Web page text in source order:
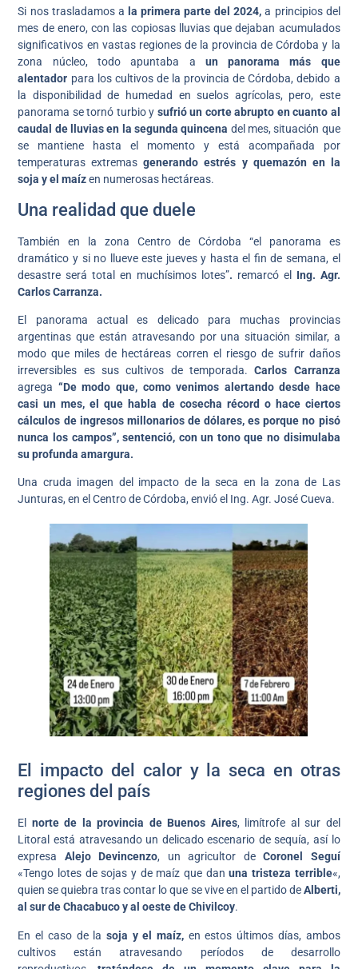
Si nos trasladamos a la primera parte del 2024,a principios del
mes de enero, con las copiosas lluvias que dejaban acumulados
significativos en vastas regiones de la provincia de Córdoba y la
zona núcleo, todo apuntaba a un panorama más que
alentador para los cultivos de la provincia de Córdoba, debido a
la disponibilidad de humedad en suelos agrícolas, pero, este
panorama se tornó turbio y sufrió un corte abrupto en cuanto al
caudal de lluvias en la segunda quincena del mes, situación que
se mantiene hasta el momento y está acompañada por
temperaturas extremasgenerando estrés y quemazón en la
soja y el maízen numerosas hectáreas.
Una realidad que duele
También en la zona Centro de Córdoba “el panorama es
dramático y si no llueve este jueves y hasta el fin de semana, el
desastre será total en muchísimos lotes”. remarcó el Ing. Agr.
Carlos Carranza.
El panorama actual es delicado para muchas provincias
argentinas que están atravesando por una situación similar, a
modo que miles de hectáreas corren el riesgo de sufrir daños
irreversibles es sus cultivos de temporada.Carlos Carranza
agrega “De modo que, como venimos alertando desde hace
casi un mes, el que habla de cosecha récord o hace ciertos
cálculos de ingresos millonarios de dólares, es porque no pisó
nunca los campos”, sentenció, con un tono que no disimulaba
su profunda amargura.
Una cruda imagen del impacto de la seca en la zona de Las
Junturas, en el Centro de Córdoba, envió el Ing. Agr. José Cueva.
El impacto del calor y la seca en otras
regiones del país
El norte de la provincia de Buenos Aires, limítrofe al sur del
Litoral está atravesando un delicado escenario de sequía, así lo
expresa Alejo Devincenzo, un agricultor deCoronel Seguí
«Tengo lotes de sojas y de maíz que danuna tristeza terrible«,
quien se quiebra tras contar lo que se vive en el partido deAlberti,
al sur de Chacabuco y al oeste de Chivilcoy.
En el caso de la soja y el maíz, en estos últimos días, ambos
cultivos están atravesando períodos de desarrollo